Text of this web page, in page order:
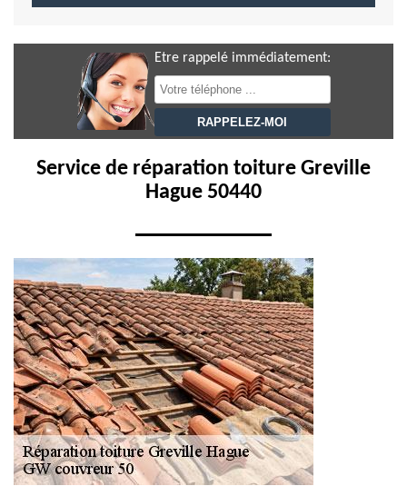
Etre rappelé immédiatement:
Service de réparation toiture Greville
Hague 50440